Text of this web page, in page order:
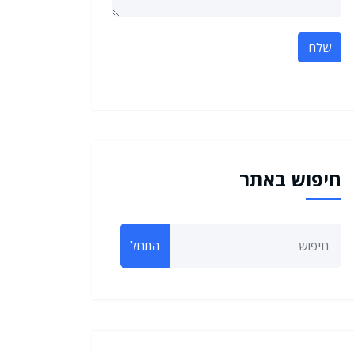
שלח
חיפוש באתר
התחל